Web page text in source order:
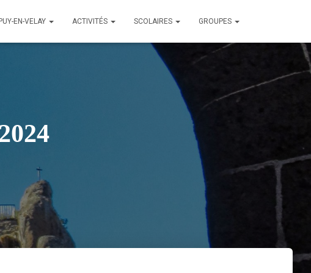
EN-VELAY ACTIVITÉS SCOLAIRES GROUPES